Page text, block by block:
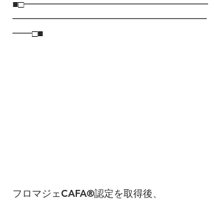
■□━━━━━━━━━━━━━━━━━━━
━━━━━━━━━━━━━━━━━━━━
━━□■
フロマジェCAFA®認定を取得後、